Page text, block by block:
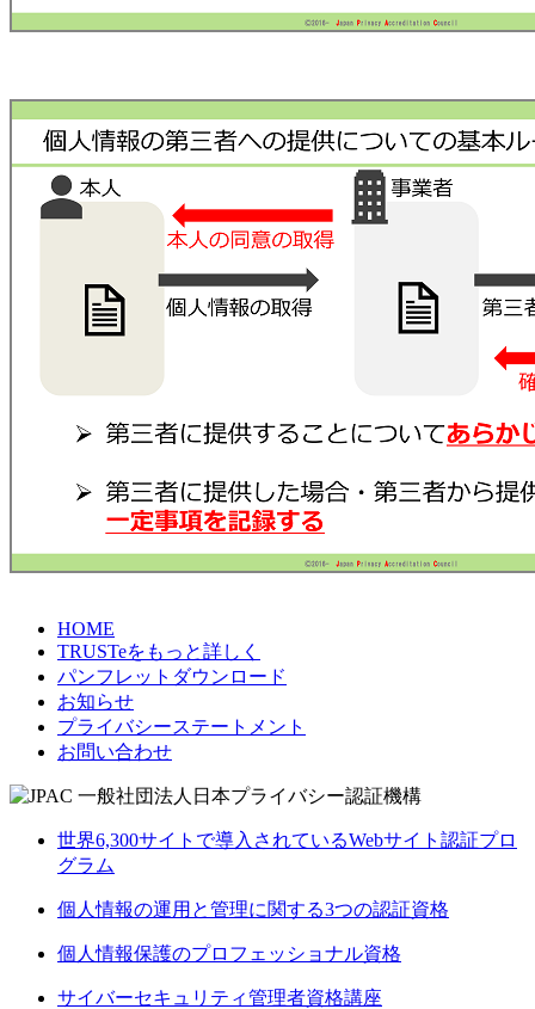
HOME
TRUSTeをもっと詳しく
パンフレットダウンロード
お知らせ
プライバシーステートメント
お問い合わせ
世界6,300サイトで導入されているWebサイト認証プロ
グラム
個人情報の運用と管理に関する3つの認証資格
個人情報保護のプロフェッショナル資格
サイバーセキュリティ管理者資格講座